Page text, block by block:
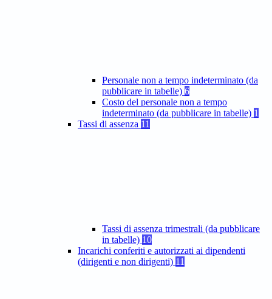
Personale non a tempo indeterminato (da
pubblicare in tabelle) 6
Costo del personale non a tempo
indeterminato (da pubblicare in tabelle) 1
Tassi di assenza 11
Tassi di assenza trimestrali (da pubblicare
in tabelle) 10
Incarichi conferiti e autorizzati ai dipendenti
(dirigenti e non dirigenti) 11